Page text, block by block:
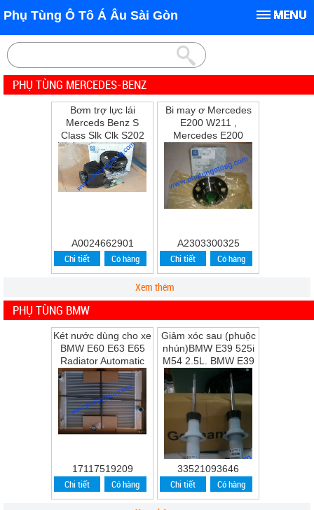
Phụ Tùng Ô Tô Á Âu Sài Gòn
PHỤ TÙNG MERCEDES-BENZ
Bơm trợ lực lái
Merceds Benz S
Class Slk Clk S202
W202 W210 S210
A0024662901
Chi tiết Có hàng
Bi may ơ Mercedes
E200 W211 ,
Mercedes E200
,E240 ,E280
A2303300325
Chi tiết Có hàng
Xem thêm
PHỤ TÙNG BMW
Két nước dùng cho xe
BMW E60 E63 E65
Radiator Automatic
Transmission
17117519209
Chi tiết Có hàng
Giảm xóc sau (phuộc
nhún)BMW E39 525i
M54 2.5L, BMW E39
528i M52 2.8L, BMW
E39 530i M54 ...
33521093646
Chi tiết Có hàng